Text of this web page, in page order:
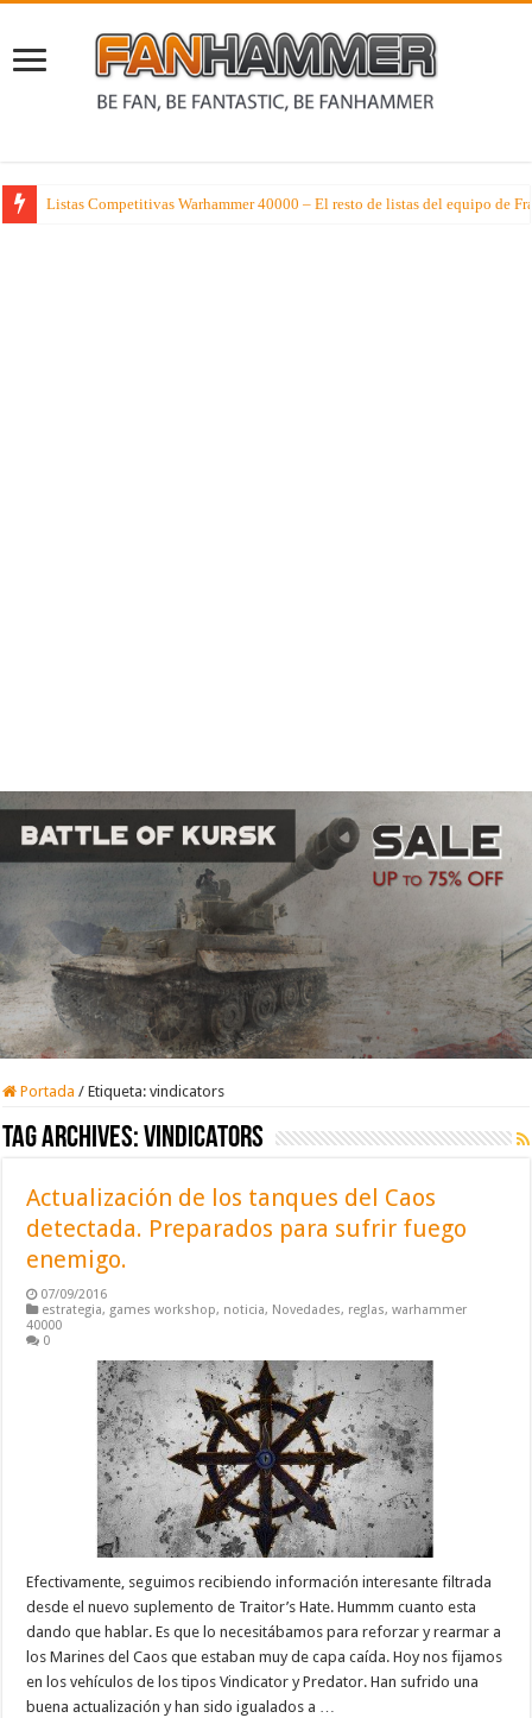
Listas Competitivas Warhammer 40000 – El resto de listas del equipo de
Portada / Etiqueta:vindicators
Tag Archives:vindicators
Actualización de los tanques del Caos
detectada. Preparados para sufrir fuego
enemigo.
07/09/2016
estrategia, games workshop, noticia, Novedades, reglas,warhammer
40000
0
Efectivamente, seguimos recibiendo información interesante filtrada
desde el nuevo suplemento de Traitor’s Hate. Hummm cuanto esta
dando que hablar. Es que lo necesitábamos para reforzar y rearmar a
los Marines del Caos que estaban muy de capa caída. Hoy nos fijamos
en los vehículos de los tipos Vindicator y Predator. Han sufrido una
buena actualización y han sido igualados a …